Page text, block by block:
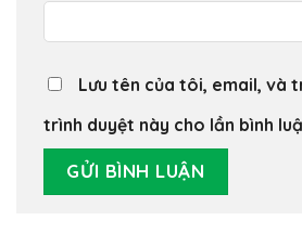
Lưu tên của tôi, email, và
trình duyệt này cho lần bình